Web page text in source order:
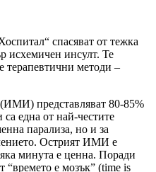
спасяват от тежка
исхемичен инсулт. Те
терапевтични методи –
представляват 80-85%
една от най-честите
парализа, но и за
Острият ИМИ е
минута е ценна. Поради
“времето е мозък” (time is